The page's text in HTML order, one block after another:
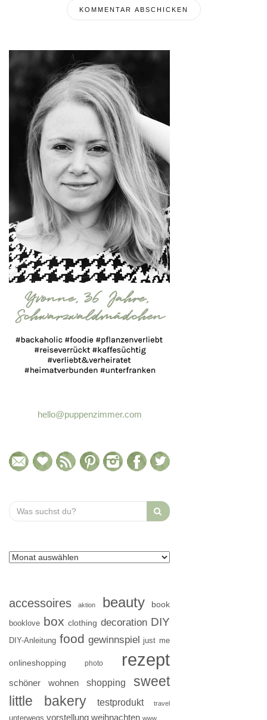
hello@puppenzimmer.com
Search
for:
accessoires aktion beauty book
booklove box clothing decoration DIY
DIY-Anleitung food gewinnspiel just me
onlineshopping photo rezept
schöner wohnen shopping
sweet
little bakery
testprodukt travel
unterwegs vorstellung weihnachten www